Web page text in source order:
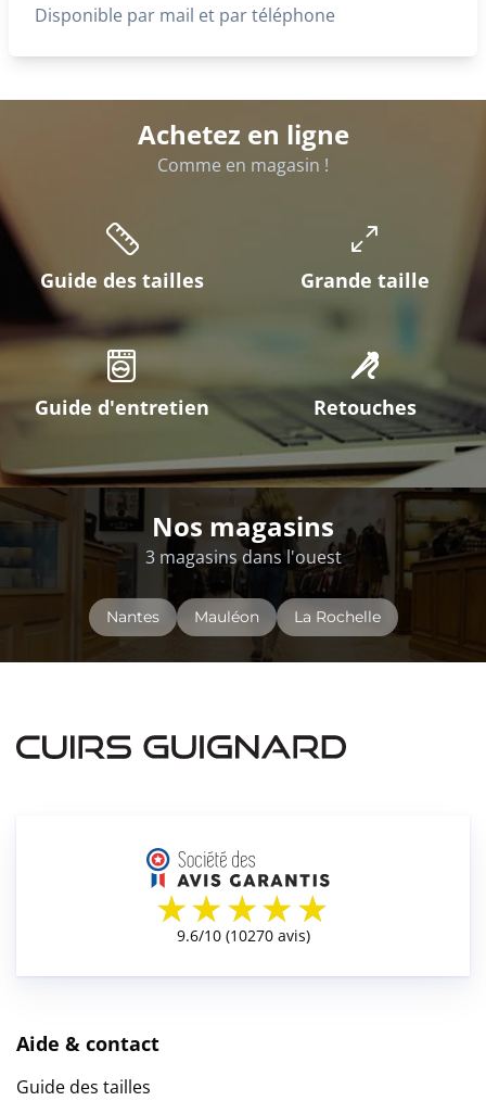
Disponible par mail et par téléphone
Achetez en ligne
Comme en magasin !
Guide des tailles Grande taille
Guide d'entretien Retouches
Nos magasins
3 magasins dans l'ouest
Nantes Mauléon La Rochelle
Aide & contact
Guide des tailles